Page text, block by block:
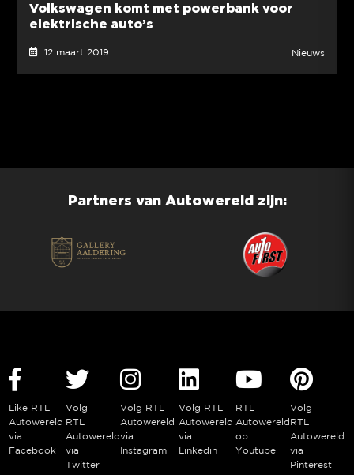
Volkswagen komt met powerbank voor
elektrische auto’s
12 maart 2019 Nieuws
Partners van Autowereld zijn:
Like RTL
Autowereld
via
Facebook
Volg
RTL
Autowereld
via
Twitter
Volg RTL
Autowereld
via
Instagram
Volg RTL
Autowereld
via
Linkedin
RTL
Autowereld
op
Youtube
Volg
RTL
Autowereld
via
Pinterest